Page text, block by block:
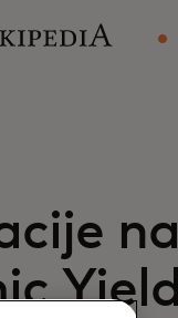
na
Yield